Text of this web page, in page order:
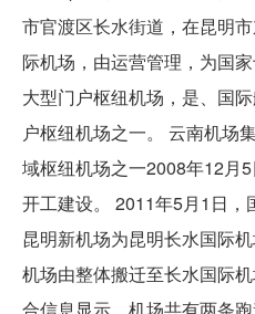
市官渡区长水街道，在昆明
际机场，由运营管理，为国
大型门户枢纽机场，是、国
户枢纽机场之一。 云南机场
域枢纽机场之一2008年12月
开工建设。 2011年5月1日，
昆明新机场为昆明长水国际
机场由整体搬迁至长水国际